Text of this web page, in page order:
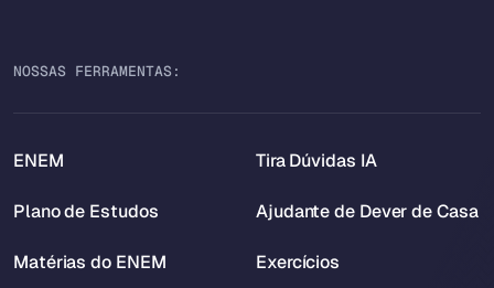
NOSSAS FERRAMENTAS:
ENEM
Plano de Estudos
Matérias do ENEM
Tira Dúvidas IA
Ajudante de Dever de Casa
Exercícios